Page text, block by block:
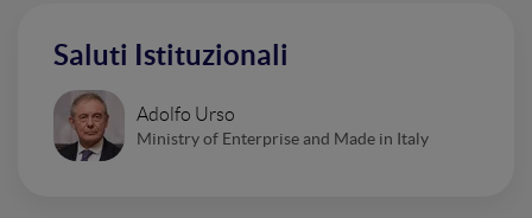
Saluti Istituzionali
Adolfo Urso
Ministry of Enterprise and Made in Italy